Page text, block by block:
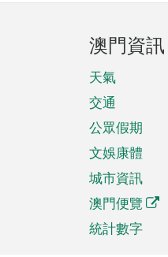
澳門資訊
天氣
交通
公眾假期
文娛康體
城市資訊
澳門便覽
統計數字